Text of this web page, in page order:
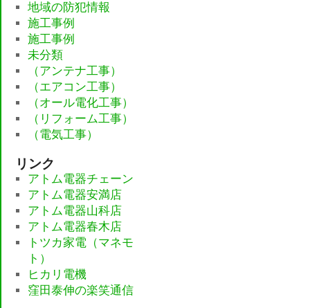
地域の防犯情報
施工事例
施工事例
未分類
（アンテナ工事）
（エアコン工事）
（オール電化工事）
（リフォーム工事）
（電気工事）
リンク
アトム電器チェーン
アトム電器安満店
アトム電器山科店
アトム電器春木店
トツカ家電（マネモ
ト）
ヒカリ電機
窪田泰伸の楽笑通信